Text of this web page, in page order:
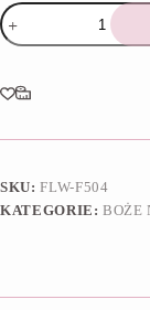
ilość
Foremka
Ciasteczkowy
kapeluszu
SKU:FLW-F504
KATEGORIE:BOŻE